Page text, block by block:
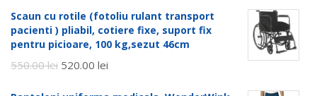
Scaun cu rotile (fotoliu rulant transport
pacienti ) pliabil, cotiere fixe, suport fix
pentru picioare, 100 kg,sezut 46cm
550.00lei 520.00 lei